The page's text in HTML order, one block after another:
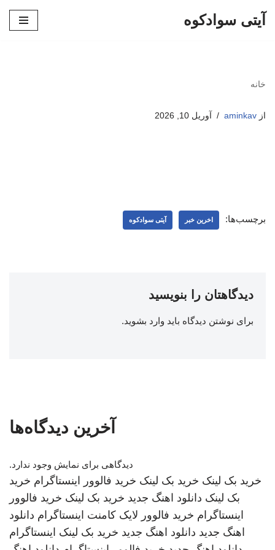
آیتی سوادکوه
خانه
از aminkav آوریل 10, 2026
برچسب‌ها: اخرین خبر آیتی سوادکوه
دیدگاهتان را بنویسید
برای نوشتن دیدگاه باید وارد بشوید.
آخرین دیدگاه‌ها
دیدگاهی برای نمایش وجود ندارد.
خرید بک لینک خرید بک لینک خرید فالوور اینستاگرام خرید
بک لینک دانلود اهنگ جدید خرید بک لینک خرید فالوور
اینستاگرام خرید فالوور لایک کامنت اینستاگرام دانلود
اهنگ جدید دانلود اهنگ جدید خرید بک لینک اینستاگرام